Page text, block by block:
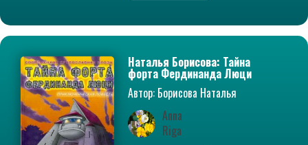
Наталья Борисова: Тайна
форта Фердинанда Люци
Автор: Борисова Наталья
Владимировна
Anna
Riga